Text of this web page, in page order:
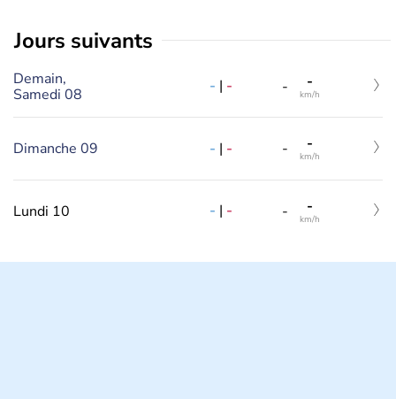
jours suivants
Demain,
Samedi 08
- | - - -
km/h
Dimanche 09 - | - - -
km/h
Lundi 10 - | - - -
km/h